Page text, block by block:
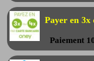
Payer en
Paiement